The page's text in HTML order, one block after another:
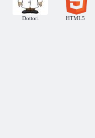
Dottori HTML5